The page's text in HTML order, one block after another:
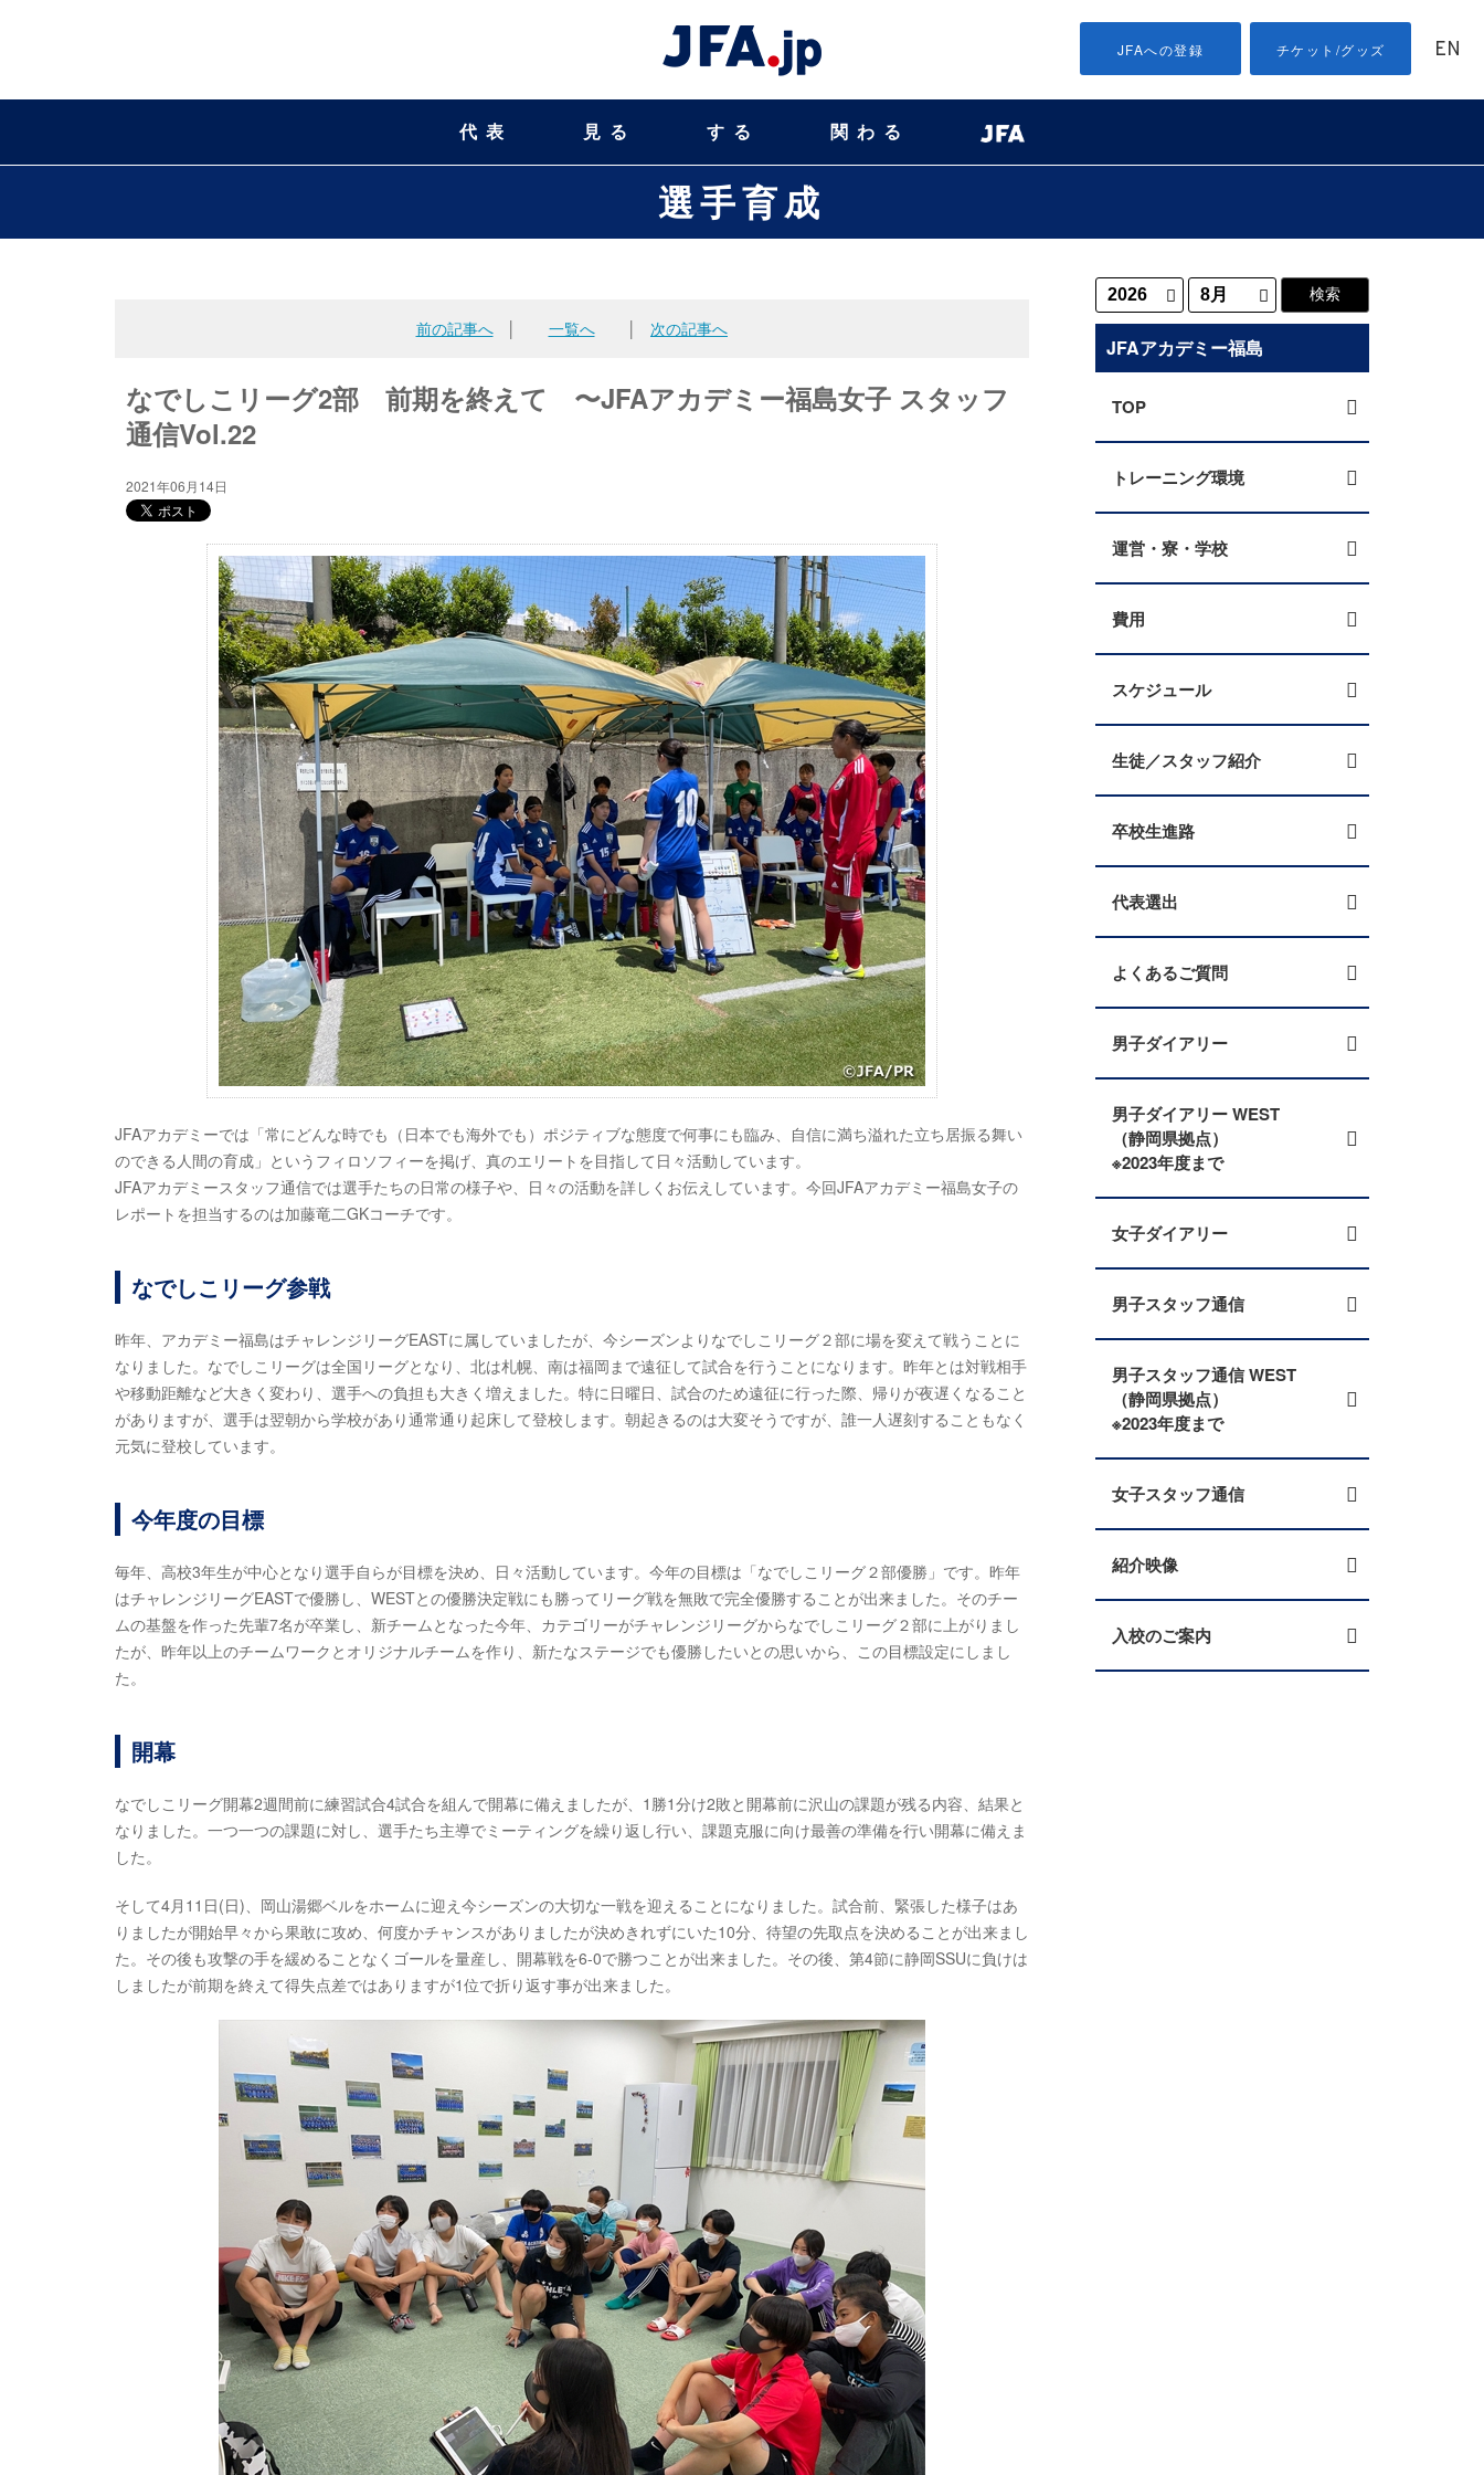
JFAへの登録 チケット/グッズ EN
代表 見る する 関わる
選手育成
前の記事へ│ 一覧へ 次の記事へ
なでしこリーグ2部 前期を終えて 〜JFAアカデミー福島女子 スタッフ
通信Vol.22
2021年06月14日
JFAアカデミーでは「常にどんな時でも（日本でも海外でも）ポジティブな態度で何事にも臨み、自信に満ち溢れた立ち居振る舞い
のできる人間の育成」というフィロソフィーを掲げ、真のエリートを目指して日々活動しています。
JFAアカデミースタッフ通信では選手たちの日常の様子や、日々の活動を詳しくお伝えしています。今回JFAアカデミー福島女子の
レポートを担当するのは加藤竜二GKコーチです。
なでしこリーグ参戦
昨年、アカデミー福島はチャレンジリーグEASTに属していましたが、今シーズンよりなでしこリーグ２部に場を変えて戦うことに
なりました。なでしこリーグは全国リーグとなり、北は札幌、南は福岡まで遠征して試合を行うことになります。昨年とは対戦相手
や移動距離など大きく変わり、選手への負担も大きく増えました。特に日曜日、試合のため遠征に行った際、帰りが夜遅くなること
がありますが、選手は翌朝から学校があり通常通り起床して登校します。朝起きるのは大変そうですが、誰一人遅刻することもなく
元気に登校しています。
今年度の目標
毎年、高校3年生が中心となり選手自らが目標を決め、日々活動しています。今年の目標は「なでしこリーグ２部優勝」です。昨年
はチャレンジリーグEASTで優勝し、WESTとの優勝決定戦にも勝ってリーグ戦を無敗で完全優勝することが出来ました。そのチー
ムの基盤を作った先輩7名が卒業し、新チームとなった今年、カテゴリーがチャレンジリーグからなでしこリーグ２部に上がりまし
たが、昨年以上のチームワークとオリジナルチームを作り、新たなステージでも優勝したいとの思いから、この目標設定にしまし
た。
開幕
なでしこリーグ開幕2週間前に練習試合4試合を組んで開幕に備えましたが、1勝1分け2敗と開幕前に沢山の課題が残る内容、結果と
なりました。一つ一つの課題に対し、選手たち主導でミーティングを繰り返し行い、課題克服に向け最善の準備を行い開幕に備えま
した。
そして4月11日(日)、岡山湯郷ベルをホームに迎え今シーズンの大切な一戦を迎えることになりました。試合前、緊張した様子はあ
りましたが開始早々から果敢に攻め、何度かチャンスがありましたが決めきれずにいた10分、待望の先取点を決めることが出来まし
た。その後も攻撃の手を緩めることなくゴールを量産し、開幕戦を6-0で勝つことが出来ました。その後、第4節に静岡SSUに負けは
しましたが前期を終えて得失点差ではありますが1位で折り返す事が出来ました。
JFAアカデミー福島
TOP
トレーニング環境
運営・寮・学校
費用
スケジュール
生徒／スタッフ紹介
卒校生進路
代表選出
よくあるご質問
男子ダイアリー
男子ダイアリー WEST
（静岡県拠点）
※2023年度まで
女子ダイアリー
男子スタッフ通信
男子スタッフ通信 WEST
（静岡県拠点）
※2023年度まで
女子スタッフ通信
紹介映像
入校のご案内